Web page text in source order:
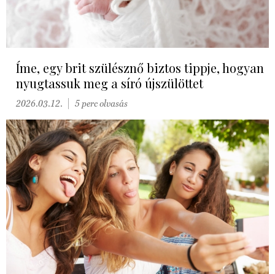
Íme, egy brit szülésznő biztos tippje, hogyan
nyugtassuk meg a síró újszülöttet
2026.03.12. 5 perc olvasás